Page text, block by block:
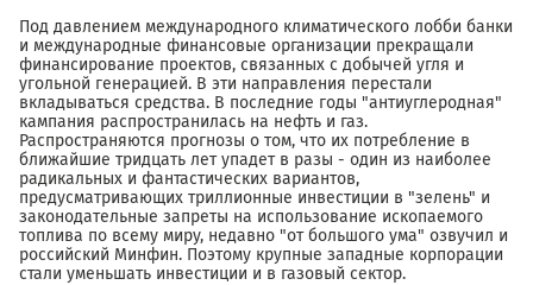
Под давлением международного климатического лобби банки
и международные финансовые организации прекращали
финансирование проектов, связанных с добычей угля и
угольной генерацией. В эти направления перестали
вкладываться средства. В последние годы "антиуглеродная"
кампания распространилась на нефть и газ.
Распространяются прогнозы о том, что их потребление в
ближайшие тридцать лет упадет в разы - один из наиболее
радикальных и фантастических вариантов,
предусматривающих триллионные инвестиции в "зелень" и
законодательные запреты на использование ископаемого
топлива по всему миру, недавно "от большого ума" озвучил и
российский Минфин. Поэтому крупные западные корпорации
стали уменьшать инвестиции и в газовый сектор.